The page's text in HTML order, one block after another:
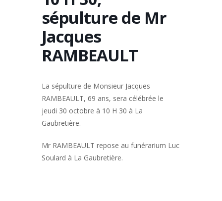
sépulture de Mr
Jacques
RAMBEAULT
La sépulture de Monsieur Jacques
RAMBEAULT, 69 ans, sera célébrée le
jeudi 30 octobre à 10 H 30 à La
Gaubretière.
Mr RAMBEAULT repose au funérarium Luc
Soulard à La Gaubretière.